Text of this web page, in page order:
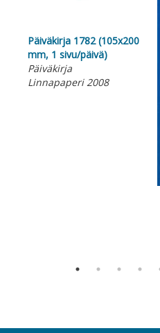
Päiväkirja 1782 (105x200
mm, 1 sivu/päivä)
Päiväkirja
Linnapaperi 2008